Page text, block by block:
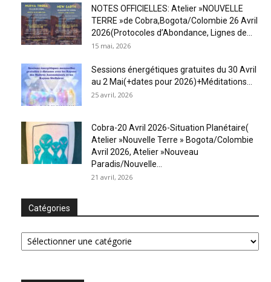
NOTES OFFICIELLES: Atelier »NOUVELLE
TERRE »de Cobra,Bogota/Colombie 26 Avril
2026(Protocoles d’Abondance, Lignes de...
15 mai, 2026
Sessions énergétiques gratuites du 30 Avril
au 2 Mai(+dates pour 2026)+Méditations...
25 avril, 2026
Cobra-20 Avril 2026-Situation Planétaire(
Atelier »Nouvelle Terre » Bogota/Colombie
Avril 2026, Atelier »Nouveau
Paradis/Nouvelle...
21 avril, 2026
Catégories
Catégories